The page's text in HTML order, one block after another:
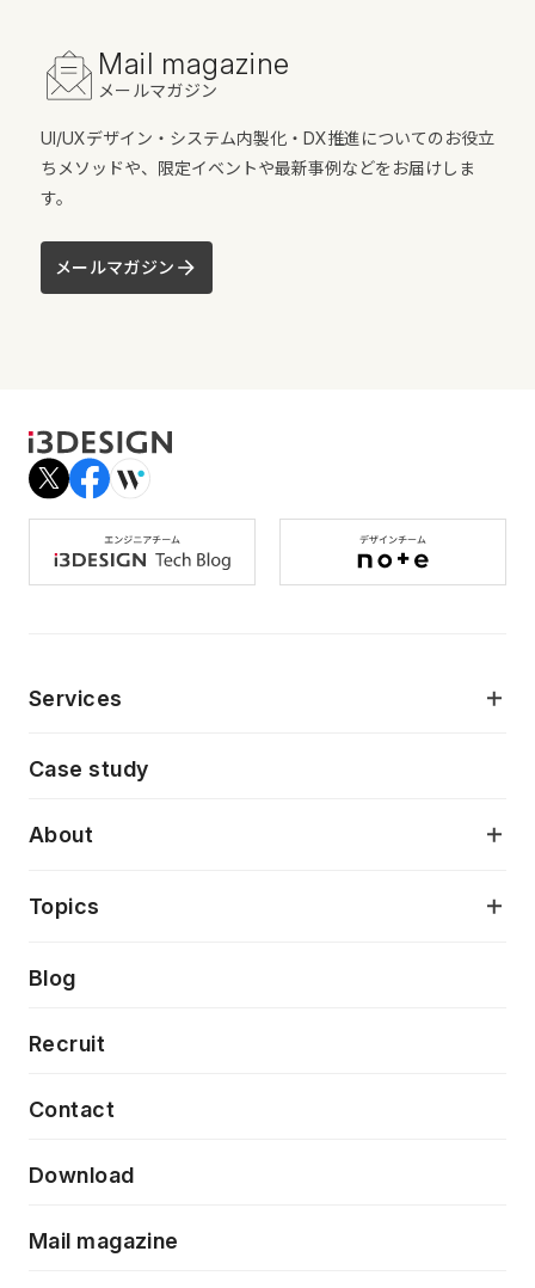
Mail magazine
メールマガジン
UI/UXデザイン・システム内製化・DX推進についてのお役立
ちメソッドや、限定イベントや最新事例などをお届けしま
す。
メールマガジン
Services
AI駆動開発支援
モダナイゼーション
特徴量エンジニアリングと生成AI
デザインシステム構築支援
フロントエンド開発
Case study
About
当社が目指しているもの
Topics
Press release
News
Event/Seminer
Blog
Recruit
Contact
Download
Mail magazine